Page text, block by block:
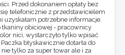
Przed dokonaniem opłaty bez
telefonicznie z przedstawicielem
uzyskałam potrzebne informacje.
tkaniny obiciowej - pracownicy
nici, wystarczyło tylko wpisać
błyskawicznie dotarła do
tylko za super towar ale i za